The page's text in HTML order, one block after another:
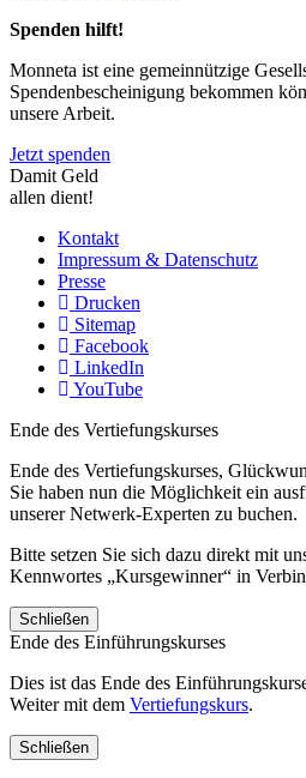
Spenden hilft!
Monneta ist eine gemeinnützige
Spendenbescheinigung bekommen
unsere Arbeit.
Jetzt spenden
Damit Geld
allen dient!
Kontakt
Impressum & Datenschutz
Presse
Drucken
Sitemap
Facebook
LinkedIn
YouTube
Ende des Vertiefungskurses
Ende des Vertiefungskurses,
Sie haben nun die Möglichkeit ein
unserer Netwerk-Experten zu buchen.
Bitte setzen Sie sich dazu direkt mit
Kennwortes „Kursgewinner“ in
Schließen
Ende des Einführungskurses
Dies ist das Ende des
Weiter mit dem Vertiefungskurs.
Schließen